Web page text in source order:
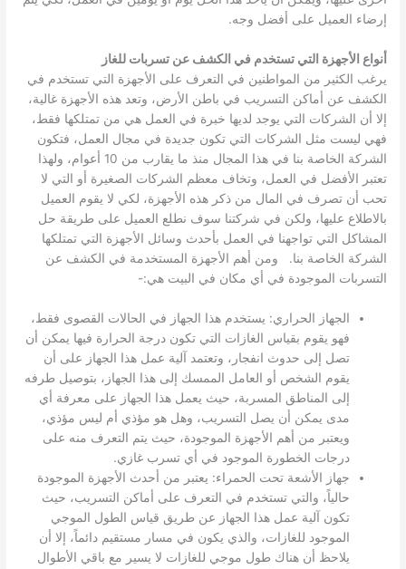
إرضاء العميل على أفضل وجه.
أنواع الأجهزة التي تستخدم في الكشف عن تسربات للغاز
يرغب الكثير من المواطنين في التعرف على الأجهزة التي تستخدم في
الكشف عن أماكن التسريب في باطن الأرض، وتعد هذه الأجهزة غالية،
إلا أن الشركات التي يوجد لديها خبرة في العمل هي من تمتلكها فقط،
فهي ليست مثل الشركات التي تكون جديدة في مجال العمل، فتكون
الشركة الخاصة بنا في هذا المجال منذ ما يقارب من 10 أعوام، ولهذا
تعتبر الأفضل في العمل، وتخاف معظم الشركات الصغيرة أو التي لا
تحب أن تصرف في المال من ذكر هذه الأجهزة، لكي لا يقوم العميل
بالاطلاع عليها، ولكن في شركتنا سوف نطلع العميل على طريقة حل
المشاكل التي تواجهنا في العمل بأحدث وسائل الأجهزة التي تمتلكها
الشركة الخاصة بنا. ومن أهم الأجهزة المستخدمة في الكشف عن
التسربات الموجودة في أي مكان في البيت هي:-
الجهاز الحراري: يستخدم هذا الجهاز في الحالات القصوى فقط،
فهو يقوم بقياس الغازات التي تكون درجة الحرارة فيها يمكن أن
تصل إلى حدوث انفجار، وتعتمد آلية عمل هذا الجهاز على أن
يقوم الشخص أو العامل الممسك إلى هذا الجهاز، بتوصيل طرفه
إلى المناطق المسربة، حيث يعمل هذا الجهاز على معرفة أي
مدى يمكن أن يصل التسريب، وهل هو مؤذي أم ليس مؤذي،
ويعتبر من أهم الأجهزة الموجودة، حيث يتم التعرف منه على
درجات الخطورة الموجود في أي تسرب غازي.
جهاز الأشعة تحت الحمراء: يعتبر من أحدث الأجهزة الموجودة
حالياً، والتي تستخدم في التعرف على أماكن التسريب، حيث
تكون آلية عمل هذا الجهاز عن طريق قياس الطول الموجي
الموجود للغازات، والذي يكون في مسار مستقيم دائماً، إلا أن
يلاحظ أن هناك طول موجي للغازات لا يسير مع باقي الأطوال